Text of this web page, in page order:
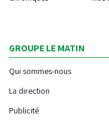
GROUPE LE MATIN
Qui sommes-nous
La direction
Publicité